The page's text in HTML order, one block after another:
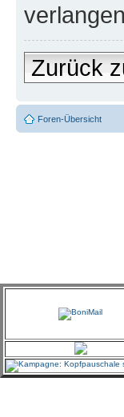
Zurück
Foren-Übersicht